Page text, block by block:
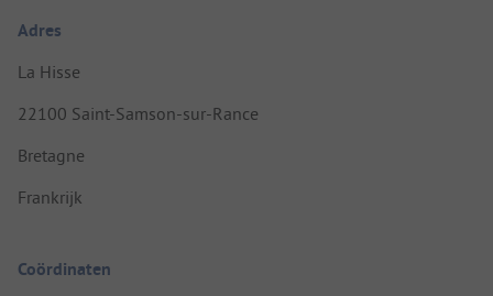
Adres
La Hisse
22100 Saint-Samson-sur-Rance
Bretagne
Frankrijk
Coördinaten